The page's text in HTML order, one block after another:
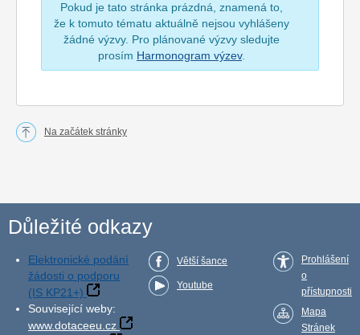
Pokud je tato stránka prázdná, znamená to,
že k tomuto tématu aktuálně nejsou vyhlášeny
žádné výzvy. Pro plánované výzvy sledujte
prosím Harmonogram výzev.
Na začátek stránky
Důležité odkazy
Elektronické podání
žádosti o podporu
(IS KP21+)
Související weby:
www.dotaceeu.cz
Větší šance
Youtube
Prohlášení
o
přístupnosti
Mapa
Stránek